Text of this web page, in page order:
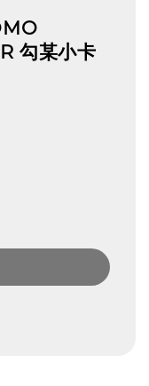
勾某小卡